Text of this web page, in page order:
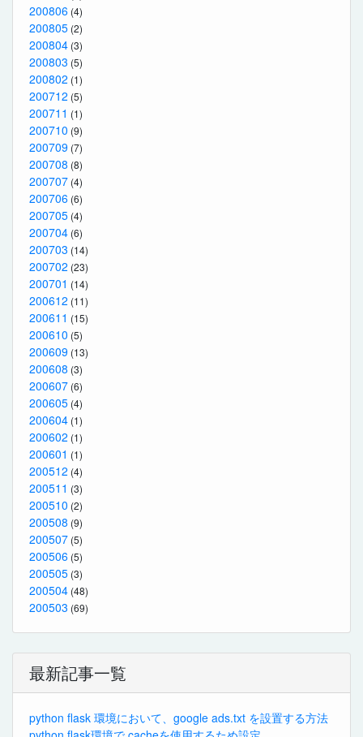
200806 (4)
200805 (2)
200804 (3)
200803 (5)
200802 (1)
200712 (5)
200711 (1)
200710 (9)
200709 (7)
200708 (8)
200707 (4)
200706 (6)
200705 (4)
200704 (6)
200703 (14)
200702 (23)
200701 (14)
200612 (11)
200611 (15)
200610 (5)
200609 (13)
200608 (3)
200607 (6)
200605 (4)
200604 (1)
200602 (1)
200601 (1)
200512 (4)
200511 (3)
200510 (2)
200508 (9)
200507 (5)
200506 (5)
200505 (3)
200504 (48)
200503 (69)
最新記事一覧
python flask 環境において、google ads.txt を設置する方法